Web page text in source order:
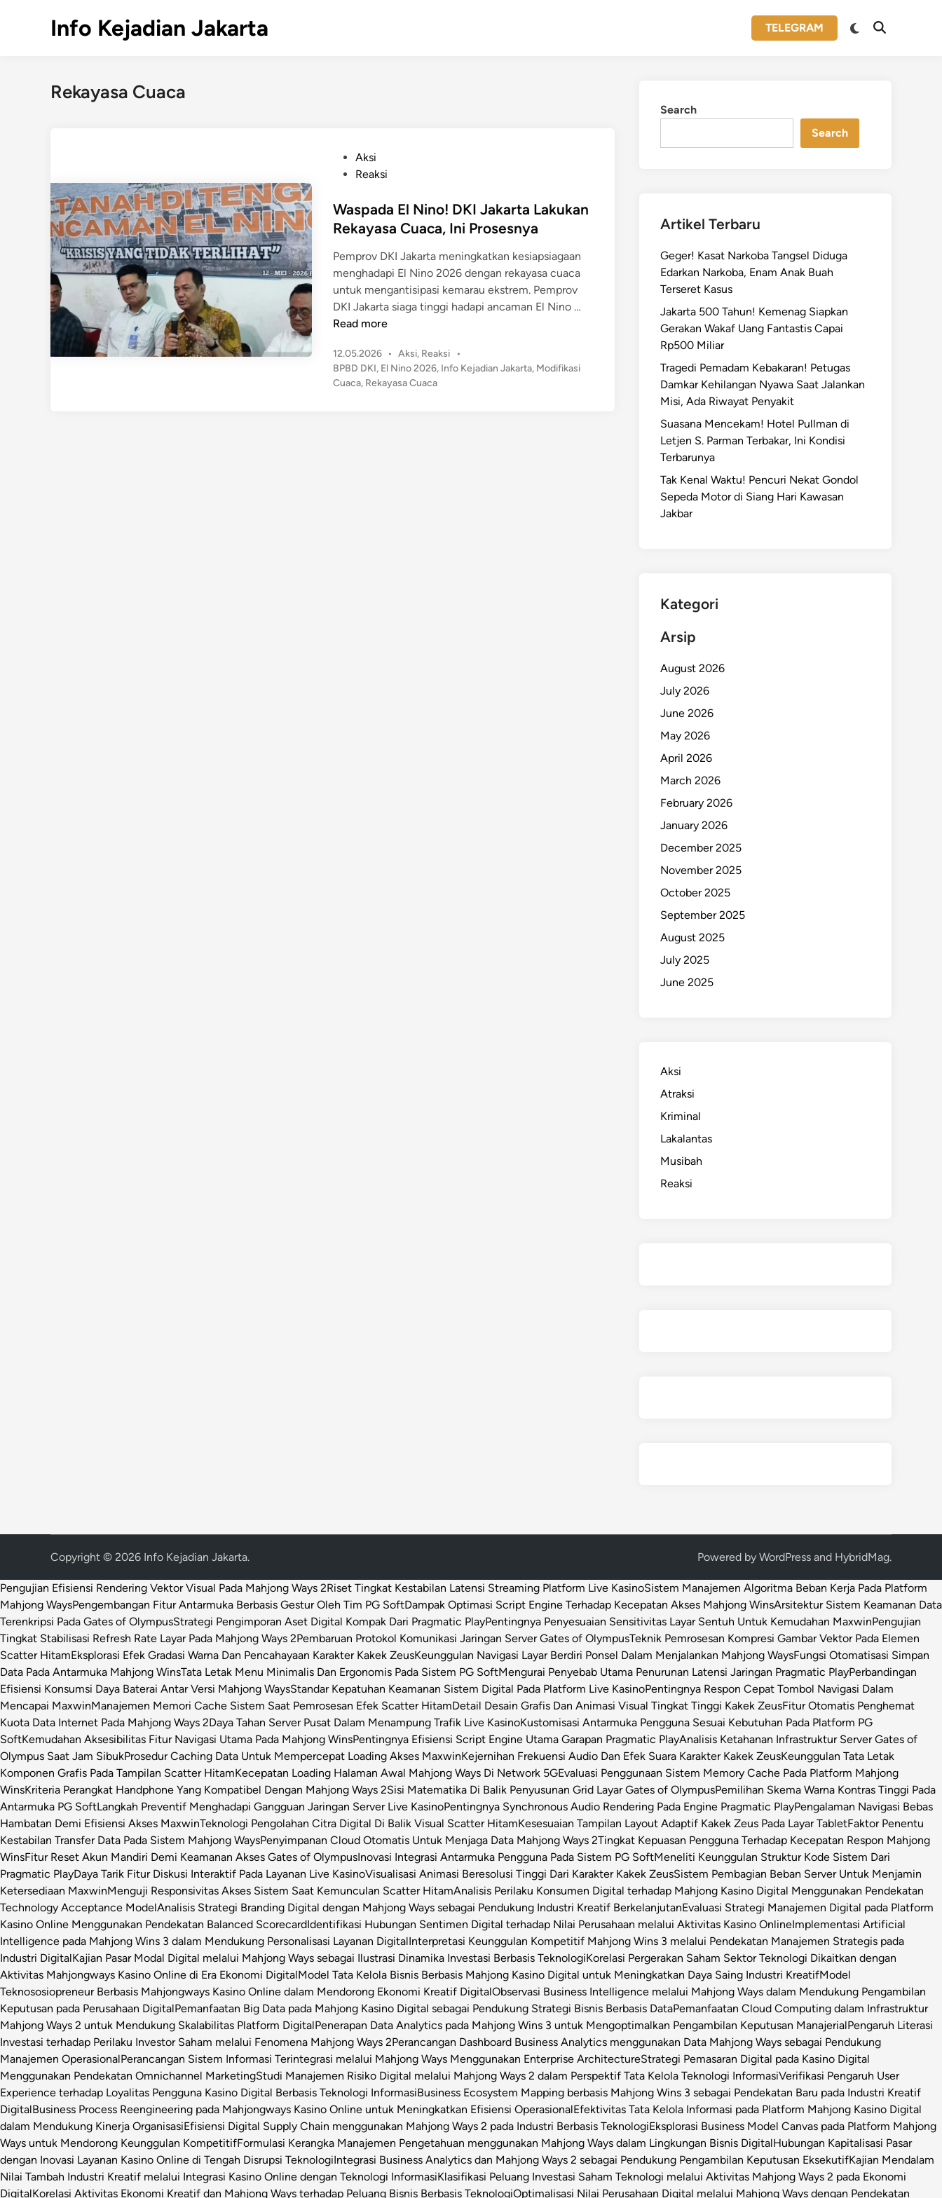
Info Kejadian Jakarta TELEGRAM
Switch
Open
Rekayasa Cuaca
t
e
i
n
Aksi
Reaksi
Waspada El Nino! DKI Jakarta Lakukan
Rekayasa Cuaca, Ini Prosesnya
Pemprov DKI Jakarta meningkatkan kesiapsiagaan
menghadapi El Nino 2026 dengan rekayasa cuaca
untuk mengantisipasi kemarau ekstrem. Pemprov
DKI Jakarta siaga tinggi hadapi ancaman El Nino …W
a
Read more
12.05.2026 • P
o
s
Aksi, Reaksi
•
BPBD DKI, El Nino 2026, Info Kejadian Jakarta, Modifikasi
Cuaca, Rekayasa Cuaca
Search
Search
Artikel Terbaru
Geger! Kasat Narkoba Tangsel Diduga
Edarkan Narkoba, Enam Anak Buah
Terseret Kasus
Jakarta 500 Tahun! Kemenag Siapkan
Gerakan Wakaf Uang Fantastis Capai
Rp500 Miliar
Tragedi Pemadam Kebakaran! Petugas
Damkar Kehilangan Nyawa Saat Jalankan
Misi, Ada Riwayat Penyakit
Suasana Mencekam! Hotel Pullman di
Letjen S. Parman Terbakar, Ini Kondisi
Terbarunya
Tak Kenal Waktu! Pencuri Nekat Gondol
Sepeda Motor di Siang Hari Kawasan
Jakbar
Kategori
Arsip
August 2026
July 2026
June 2026
May 2026
April 2026
March 2026
February 2026
January 2026
December 2025
November 2025
October 2025
September 2025
August 2025
July 2025
June 2025
Aksi
Atraksi
Kriminal
Lakalantas
Musibah
Reaksi
Copyright © 2026 Info Kejadian Jakarta. Powered by WordPress and HybridMag.
Pengujian Efisiensi Rendering Vektor Visual Pada Mahjong Ways 2Riset Tingkat Kestabilan Latensi Streaming Platform Live KasinoSistem Manajemen Algoritma Beban Kerja Pada Platform
Mahjong WaysPengembangan Fitur Antarmuka Berbasis Gestur Oleh Tim PG SoftDampak Optimasi Script Engine Terhadap Kecepatan Akses Mahjong WinsArsitektur Sistem Keamanan Data
Terenkripsi Pada Gates of OlympusStrategi Pengimporan Aset Digital Kompak Dari Pragmatic PlayPentingnya Penyesuaian Sensitivitas Layar Sentuh Untuk Kemudahan MaxwinPengujian
Tingkat Stabilisasi Refresh Rate Layar Pada Mahjong Ways 2Pembaruan Protokol Komunikasi Jaringan Server Gates of OlympusTeknik Pemrosesan Kompresi Gambar Vektor Pada Elemen
Scatter HitamEksplorasi Efek Gradasi Warna Dan Pencahayaan Karakter Kakek ZeusKeunggulan Navigasi Layar Berdiri Ponsel Dalam Menjalankan Mahjong WaysFungsi Otomatisasi Simpan
Data Pada Antarmuka Mahjong WinsTata Letak Menu Minimalis Dan Ergonomis Pada Sistem PG SoftMengurai Penyebab Utama Penurunan Latensi Jaringan Pragmatic PlayPerbandingan
Efisiensi Konsumsi Daya Baterai Antar Versi Mahjong WaysStandar Kepatuhan Keamanan Sistem Digital Pada Platform Live KasinoPentingnya Respon Cepat Tombol Navigasi Dalam
Mencapai MaxwinManajemen Memori Cache Sistem Saat Pemrosesan Efek Scatter HitamDetail Desain Grafis Dan Animasi Visual Tingkat Tinggi Kakek ZeusFitur Otomatis Penghemat
Kuota Data Internet Pada Mahjong Ways 2Daya Tahan Server Pusat Dalam Menampung Trafik Live KasinoKustomisasi Antarmuka Pengguna Sesuai Kebutuhan Pada Platform PG
SoftKemudahan Aksesibilitas Fitur Navigasi Utama Pada Mahjong WinsPentingnya Efisiensi Script Engine Utama Garapan Pragmatic PlayAnalisis Ketahanan Infrastruktur Server Gates of
Olympus Saat Jam SibukProsedur Caching Data Untuk Mempercepat Loading Akses MaxwinKejernihan Frekuensi Audio Dan Efek Suara Karakter Kakek ZeusKeunggulan Tata Letak
Komponen Grafis Pada Tampilan Scatter HitamKecepatan Loading Halaman Awal Mahjong Ways Di Network 5GEvaluasi Penggunaan Sistem Memory Cache Pada Platform Mahjong
WinsKriteria Perangkat Handphone Yang Kompatibel Dengan Mahjong Ways 2Sisi Matematika Di Balik Penyusunan Grid Layar Gates of OlympusPemilihan Skema Warna Kontras Tinggi Pada
Antarmuka PG SoftLangkah Preventif Menghadapi Gangguan Jaringan Server Live KasinoPentingnya Synchronous Audio Rendering Pada Engine Pragmatic PlayPengalaman Navigasi Bebas
Hambatan Demi Efisiensi Akses MaxwinTeknologi Pengolahan Citra Digital Di Balik Visual Scatter HitamKesesuaian Tampilan Layout Adaptif Kakek Zeus Pada Layar TabletFaktor Penentu
Kestabilan Transfer Data Pada Sistem Mahjong WaysPenyimpanan Cloud Otomatis Untuk Menjaga Data Mahjong Ways 2Tingkat Kepuasan Pengguna Terhadap Kecepatan Respon Mahjong
WinsFitur Reset Akun Mandiri Demi Keamanan Akses Gates of OlympusInovasi Integrasi Antarmuka Pengguna Pada Sistem PG SoftMeneliti Keunggulan Struktur Kode Sistem Dari
Pragmatic PlayDaya Tarik Fitur Diskusi Interaktif Pada Layanan Live KasinoVisualisasi Animasi Beresolusi Tinggi Dari Karakter Kakek ZeusSistem Pembagian Beban Server Untuk Menjamin
Ketersediaan MaxwinMenguji Responsivitas Akses Sistem Saat Kemunculan Scatter HitamAnalisis Perilaku Konsumen Digital terhadap Mahjong Kasino Digital Menggunakan Pendekatan
Technology Acceptance ModelAnalisis Strategi Branding Digital dengan Mahjong Ways sebagai Pendukung Industri Kreatif BerkelanjutanEvaluasi Strategi Manajemen Digital pada Platform
Kasino Online Menggunakan Pendekatan Balanced ScorecardIdentifikasi Hubungan Sentimen Digital terhadap Nilai Perusahaan melalui Aktivitas Kasino OnlineImplementasi Artificial
Intelligence pada Mahjong Wins 3 dalam Mendukung Personalisasi Layanan DigitalInterpretasi Keunggulan Kompetitif Mahjong Wins 3 melalui Pendekatan Manajemen Strategis pada
Industri DigitalKajian Pasar Modal Digital melalui Mahjong Ways sebagai Ilustrasi Dinamika Investasi Berbasis TeknologiKorelasi Pergerakan Saham Sektor Teknologi Dikaitkan dengan
Aktivitas Mahjongways Kasino Online di Era Ekonomi DigitalModel Tata Kelola Bisnis Berbasis Mahjong Kasino Digital untuk Meningkatkan Daya Saing Industri KreatifModel
Teknososiopreneur Berbasis Mahjongways Kasino Online dalam Mendorong Ekonomi Kreatif DigitalObservasi Business Intelligence melalui Mahjong Ways dalam Mendukung Pengambilan
Keputusan pada Perusahaan DigitalPemanfaatan Big Data pada Mahjong Kasino Digital sebagai Pendukung Strategi Bisnis Berbasis DataPemanfaatan Cloud Computing dalam Infrastruktur
Mahjong Ways 2 untuk Mendukung Skalabilitas Platform DigitalPenerapan Data Analytics pada Mahjong Wins 3 untuk Mengoptimalkan Pengambilan Keputusan ManajerialPengaruh Literasi
Investasi terhadap Perilaku Investor Saham melalui Fenomena Mahjong Ways 2Perancangan Dashboard Business Analytics menggunakan Data Mahjong Ways sebagai Pendukung
Manajemen OperasionalPerancangan Sistem Informasi Terintegrasi melalui Mahjong Ways Menggunakan Enterprise ArchitectureStrategi Pemasaran Digital pada Kasino Digital
Menggunakan Pendekatan Omnichannel MarketingStudi Manajemen Risiko Digital melalui Mahjong Ways 2 dalam Perspektif Tata Kelola Teknologi InformasiVerifikasi Pengaruh User
Experience terhadap Loyalitas Pengguna Kasino Digital Berbasis Teknologi InformasiBusiness Ecosystem Mapping berbasis Mahjong Wins 3 sebagai Pendekatan Baru pada Industri Kreatif
DigitalBusiness Process Reengineering pada Mahjongways Kasino Online untuk Meningkatkan Efisiensi OperasionalEfektivitas Tata Kelola Informasi pada Platform Mahjong Kasino Digital
dalam Mendukung Kinerja OrganisasiEfisiensi Digital Supply Chain menggunakan Mahjong Ways 2 pada Industri Berbasis TeknologiEksplorasi Business Model Canvas pada Platform Mahjong
Ways untuk Mendorong Keunggulan KompetitifFormulasi Kerangka Manajemen Pengetahuan menggunakan Mahjong Ways dalam Lingkungan Bisnis DigitalHubungan Kapitalisasi Pasar
dengan Inovasi Layanan Kasino Online di Tengah Disrupsi TeknologiIntegrasi Business Analytics dan Mahjong Ways 2 sebagai Pendukung Pengambilan Keputusan EksekutifKajian Mendalam
Nilai Tambah Industri Kreatif melalui Integrasi Kasino Online dengan Teknologi InformasiKlasifikasi Peluang Investasi Saham Teknologi melalui Aktivitas Mahjong Ways 2 pada Ekonomi
DigitalKorelasi Aktivitas Ekonomi Kreatif dan Mahjong Ways terhadap Peluang Bisnis Berbasis TeknologiOptimalisasi Nilai Perusahaan Digital melalui Mahjong Ways dengan Pendekatan